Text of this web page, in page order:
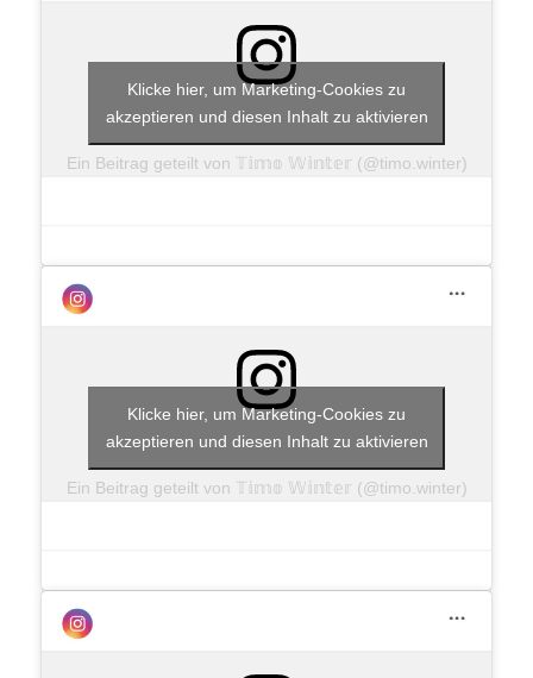
Ein Beitrag geteilt von 𝕋𝕚𝕞𝕠 𝕎𝕚𝕟𝕥𝕖𝕣 (@timo.winter)
Klicke hier, um Marketing-Cookies zu
akzeptieren und diesen Inhalt zu aktivieren
Ein Beitrag geteilt von 𝕋𝕚𝕞𝕠 𝕎𝕚𝕟𝕥𝕖𝕣 (@timo.winter)
Klicke hier, um Marketing-Cookies zu
akzeptieren und diesen Inhalt zu aktivieren